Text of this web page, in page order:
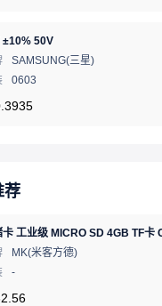
±10% 50V
SAMSUNG(三星)
0603
荐
卡 工业级 MICRO SD 4GB TF卡
MK(米客方德)
-